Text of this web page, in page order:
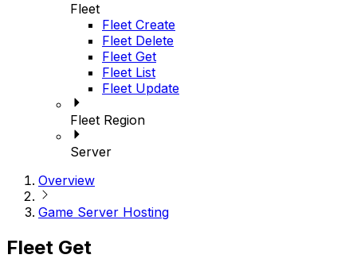
Fleet
Fleet Create
Fleet Delete
Fleet Get
Fleet List
Fleet Update
Fleet Region
Server
Overview
Game Server Hosting
Fleet Get